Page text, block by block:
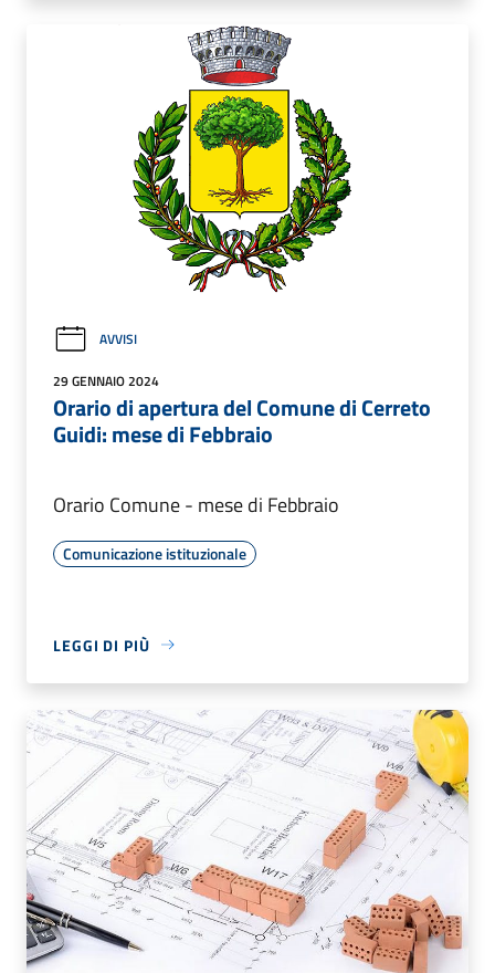
AVVISI
29 GENNAIO 2024
Orario di apertura del Comune di Cerreto
Guidi: mese di Febbraio
Orario Comune - mese di Febbraio
Comunicazione istituzionale
LEGGI DI PIÙ